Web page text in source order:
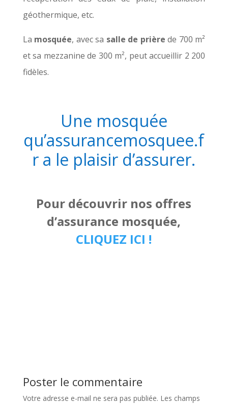
géothermique, etc.
La mosquée, avec sa salle de prière de 700 m²
et sa mezzanine de 300 m², peut accueillir 2 200
fidèles.
Une mosquée
qu’assurancemosquee.f
r a le plaisir d’assurer.
Pour découvrir nos offres
d’assurance mosquée,
CLIQUEZ ICI !
Poster le commentaire
Votre adresse e-mail ne sera pas publiée. Les champs